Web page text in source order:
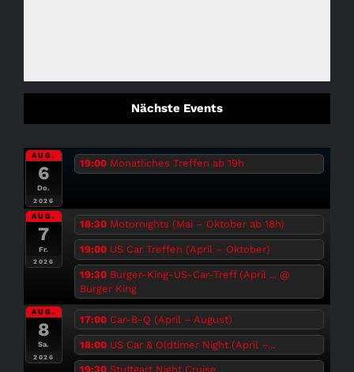
Nächste Events
AUG.
6
Do.
2026
19:00 Monatliches Treffen ab 19h
AUG.
7
Fr.
2026
18:30 Motornights (Mai – Oktober ab 18h)
19:00 US Car Treffen (April – Oktober)
19:30 Burger-King-US-Car-Treff (April ... @
Burger King
AUG.
8
Sa.
2026
17:00 Car-B-Q (April – August)
18:00 US Car & Oldtimer Night (April –...
19:30 Stuttgart Night Cruise